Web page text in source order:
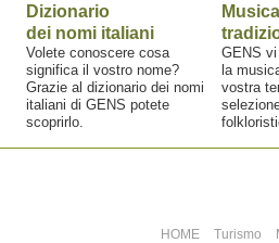
Dizionario
dei nomi italiani
Volete conoscere cosa
significa il vostro nome?
Grazie al dizionario dei nomi
italiani di GENS potete
scoprirlo.
Musica
GENS
la
vostra
HOME Turismo